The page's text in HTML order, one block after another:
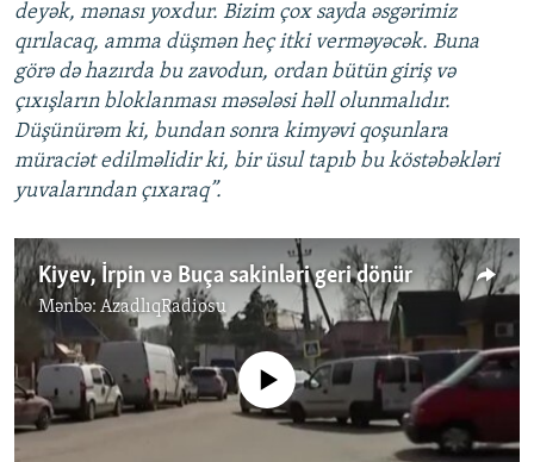
deyək, mənası yoxdur. Bizim çox sayda əsgərimiz
qırılacaq, amma düşmən heç itki verməyəcək. Buna
görə də hazırda bu zavodun, ordan bütün giriş və
çıxışların bloklanması məsələsi həll olunmalıdır.
Düşünürəm ki, bundan sonra kimyəvi qoşunlara
müraciət edilməlidir ki, bir üsul tapıb bu köstəbəkləri
yuvalarından çıxaraq”.
Kiyev, İrpin və Buça sakinləri geri dönür
Mənbə: AzadlıqRadiosu
No media source currently available